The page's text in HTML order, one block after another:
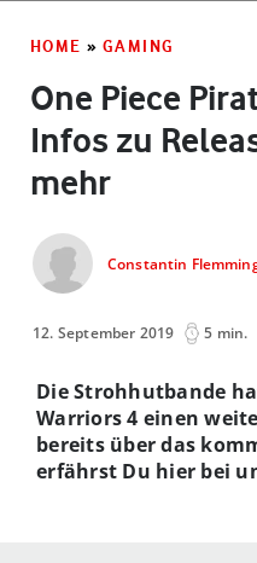
HOME » GAMING
One Piece
Infos zu
mehr
Constantin
12. September 2019 5 min.
Die Strohhutbande
Warriors 4 einen
bereits über das
erfährst Du hier bei